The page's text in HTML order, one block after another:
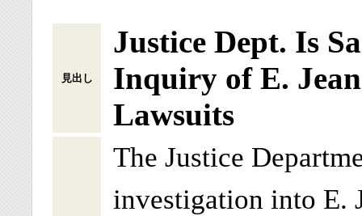
見出し
Justice Dept. Is
Inquiry of E.
Lawsuits
The Justice
investigation into E.